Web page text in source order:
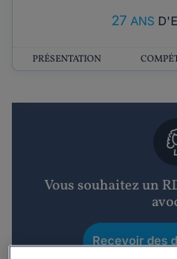
27 ANS
PRÉSENTATION
Vous souhaitez un
Recevoir des